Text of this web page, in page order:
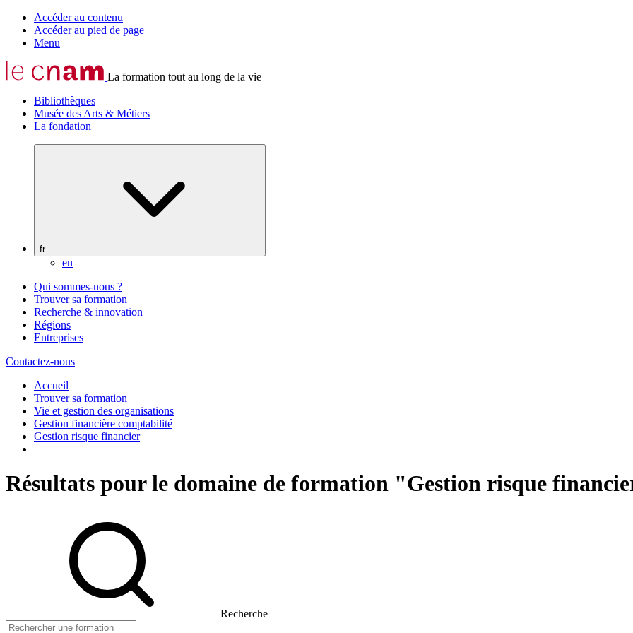
Accéder au contenu
Accéder au pied de page
Menu
La formation tout au long de la vie
Bibliothèques
Musée des Arts & Métiers
La fondation
fr
en
Qui sommes-nous ?
Trouver sa formation
Recherche & innovation
Régions
Entreprises
Contactez-nous
Accueil
Trouver sa formation
Vie et gestion des organisations
Gestion financière comptabilité
Gestion risque financier
Résultats pour le domaine de formation "Gestion risque
Recherche